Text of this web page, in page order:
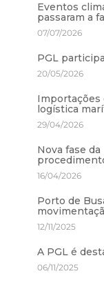
Eventos
passaram a
07/07/2026
PGL
20/05/2026
Importações
logística
29/04/2026
Nova fase
16/04/2026
Porto de
12/11/2025
A PGL é
06/11/2025